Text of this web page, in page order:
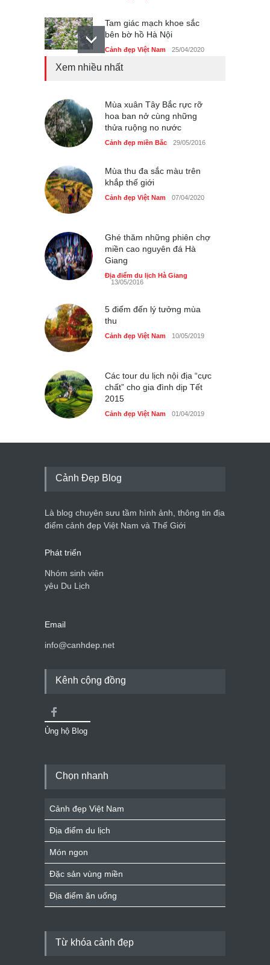
Tam giác mạch khoe sắc
bên bờ hồ Hà Nội
Cảnh đẹp Việt Nam 25/04/2020
Cảnh đẹp Việt Nam 24/04/2020
Chợ đêm Phú Quốc có nhà
vệ sinh miễn phí
40 xe ôtô du lịch tự lái đầu
tiên qua cửa khẩu Móng Cái
Thực hư cây cầu gỗ dài
nhất Việt Nam bị ‘xóa sổ’
sau lũ
Cảnh đẹp Việt Nam 24/04/2020
Bún cá thố và bánh canh
cốt dừa miền Tây ở Sài Gòn
Cảnh đẹp Việt Nam 25/04/2020
Xem nhiều nhất
Mùa xuân Tây Bắc rực rỡ
hoa ban nở cùng những
thửa ruộng no nước
Cảnh đẹp miền Bắc 29/05/2016
Mùa thu đa sắc màu trên
khắp thế giới
Cảnh đẹp Việt Nam 07/04/2020
Ghé thăm những phiên chợ
miền cao nguyên đá Hà
Giang
Địa điểm du lịch Hà Giang
13/05/2016
5 điểm đến lý tưởng mùa
thu
Cảnh đẹp Việt Nam 10/05/2019
Các tour du lịch nội địa “cực
chất” cho gia đình dịp Tết
2015
Cảnh đẹp Việt Nam 01/04/2019
Cảnh Đẹp Blog
Là blog chuyên sưu tầm hình ảnh, thông tin địa
điểm cảnh đẹp Việt Nam và Thế Giới
Phát triển
Nhóm sinh viên
yêu Du Lịch
Email
info@canhdep.net
Kênh cộng đồng
Ủng hộ Blog
Chọn nhanh
Cảnh đẹp Việt Nam
Địa điểm du lịch
Món ngon
Đặc sản vùng miền
Địa điểm ăn uống
Từ khóa cảnh đẹp